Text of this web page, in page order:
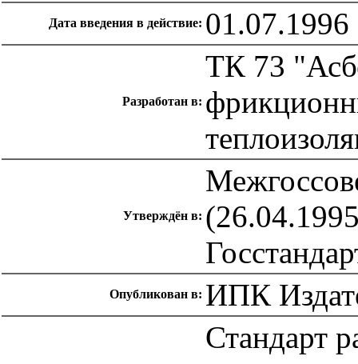
Дата введения в действие: 01.07.1996
Разработан в:
ТК 73
Утверждён в:
Опубликован в: ИПК
Стандарт